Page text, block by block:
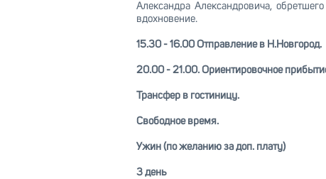
Александра Александровича,
вдохновение.
15.30 - 16.00 Отправление в Н.Новгород.
20.00 - 21.00. Ориентировочное
Трансфер в гостиницу.
Свободное время.
Ужин (по желанию за доп. плату)
3 день